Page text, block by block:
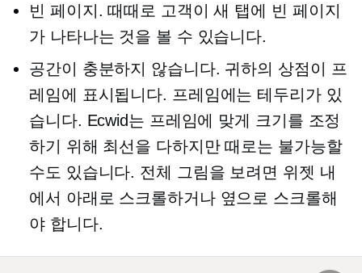
빈 페이지. 때때로 고객이 새 탭에 빈 페이지
가 나타나는 것을 볼 수 있습니다.
공간이 충분하지 않습니다. 귀하의 상점이 프
레임에 표시됩니다. 프레임에는 테두리가 있
습니다. Ecwid는 프레임에 맞게 크기를 조정
하기 위해 최선을 다하지만 때로는 불가능할
수도 있습니다. 전체 그림을 보려면 위젯 내
에서 아래로 스크롤하거나 옆으로 스크롤해
야 합니다.